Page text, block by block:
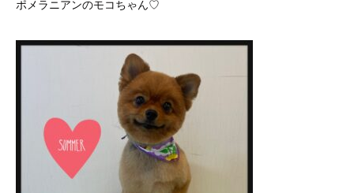
ポメラニアンのモコちゃん♡